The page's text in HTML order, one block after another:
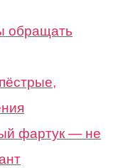
обращать
фартук — не